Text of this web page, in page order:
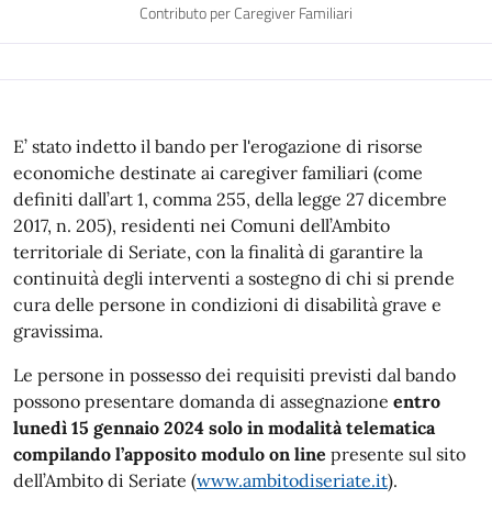
Contributo per Caregiver Familiari
E’ stato indetto il bando per l'erogazione di risorse
economiche destinate ai caregiver familiari (come
definiti dall’art 1, comma 255, della legge 27 dicembre
2017, n. 205), residenti nei Comuni dell’Ambito
territoriale di Seriate, con la finalità di garantire la
continuità degli interventi a sostegno di chi si prende
cura delle persone in condizioni di disabilità grave e
gravissima.
Le persone in possesso dei requisiti previsti dal bando
possono presentare domanda di assegnazione entro
lunedì 15 gennaio 2024 solo in modalità telematica
compilando l’apposito modulo on line presente sul sito
dell’Ambito di Seriate (www.ambitodiseriate.it).